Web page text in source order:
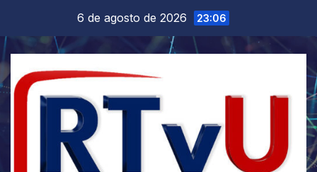
contenido
6 de agosto de 2026 23:06